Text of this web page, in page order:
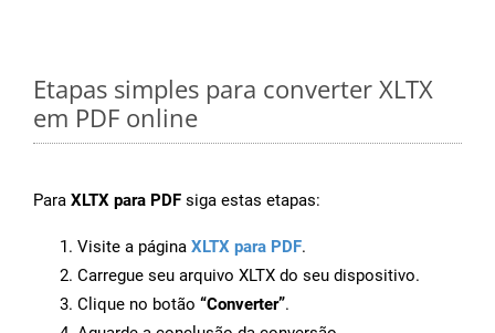
Etapas simples para converter XLTX
em PDF online
Para XLTX para PDF siga estas etapas:
Visite a página XLTX para PDF.
Carregue seu arquivo XLTX do seu dispositivo.
Clique no botão “Converter”.